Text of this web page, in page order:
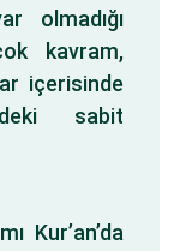
olmadığı
kavram,
içerisinde
sabit
Kur’an’da